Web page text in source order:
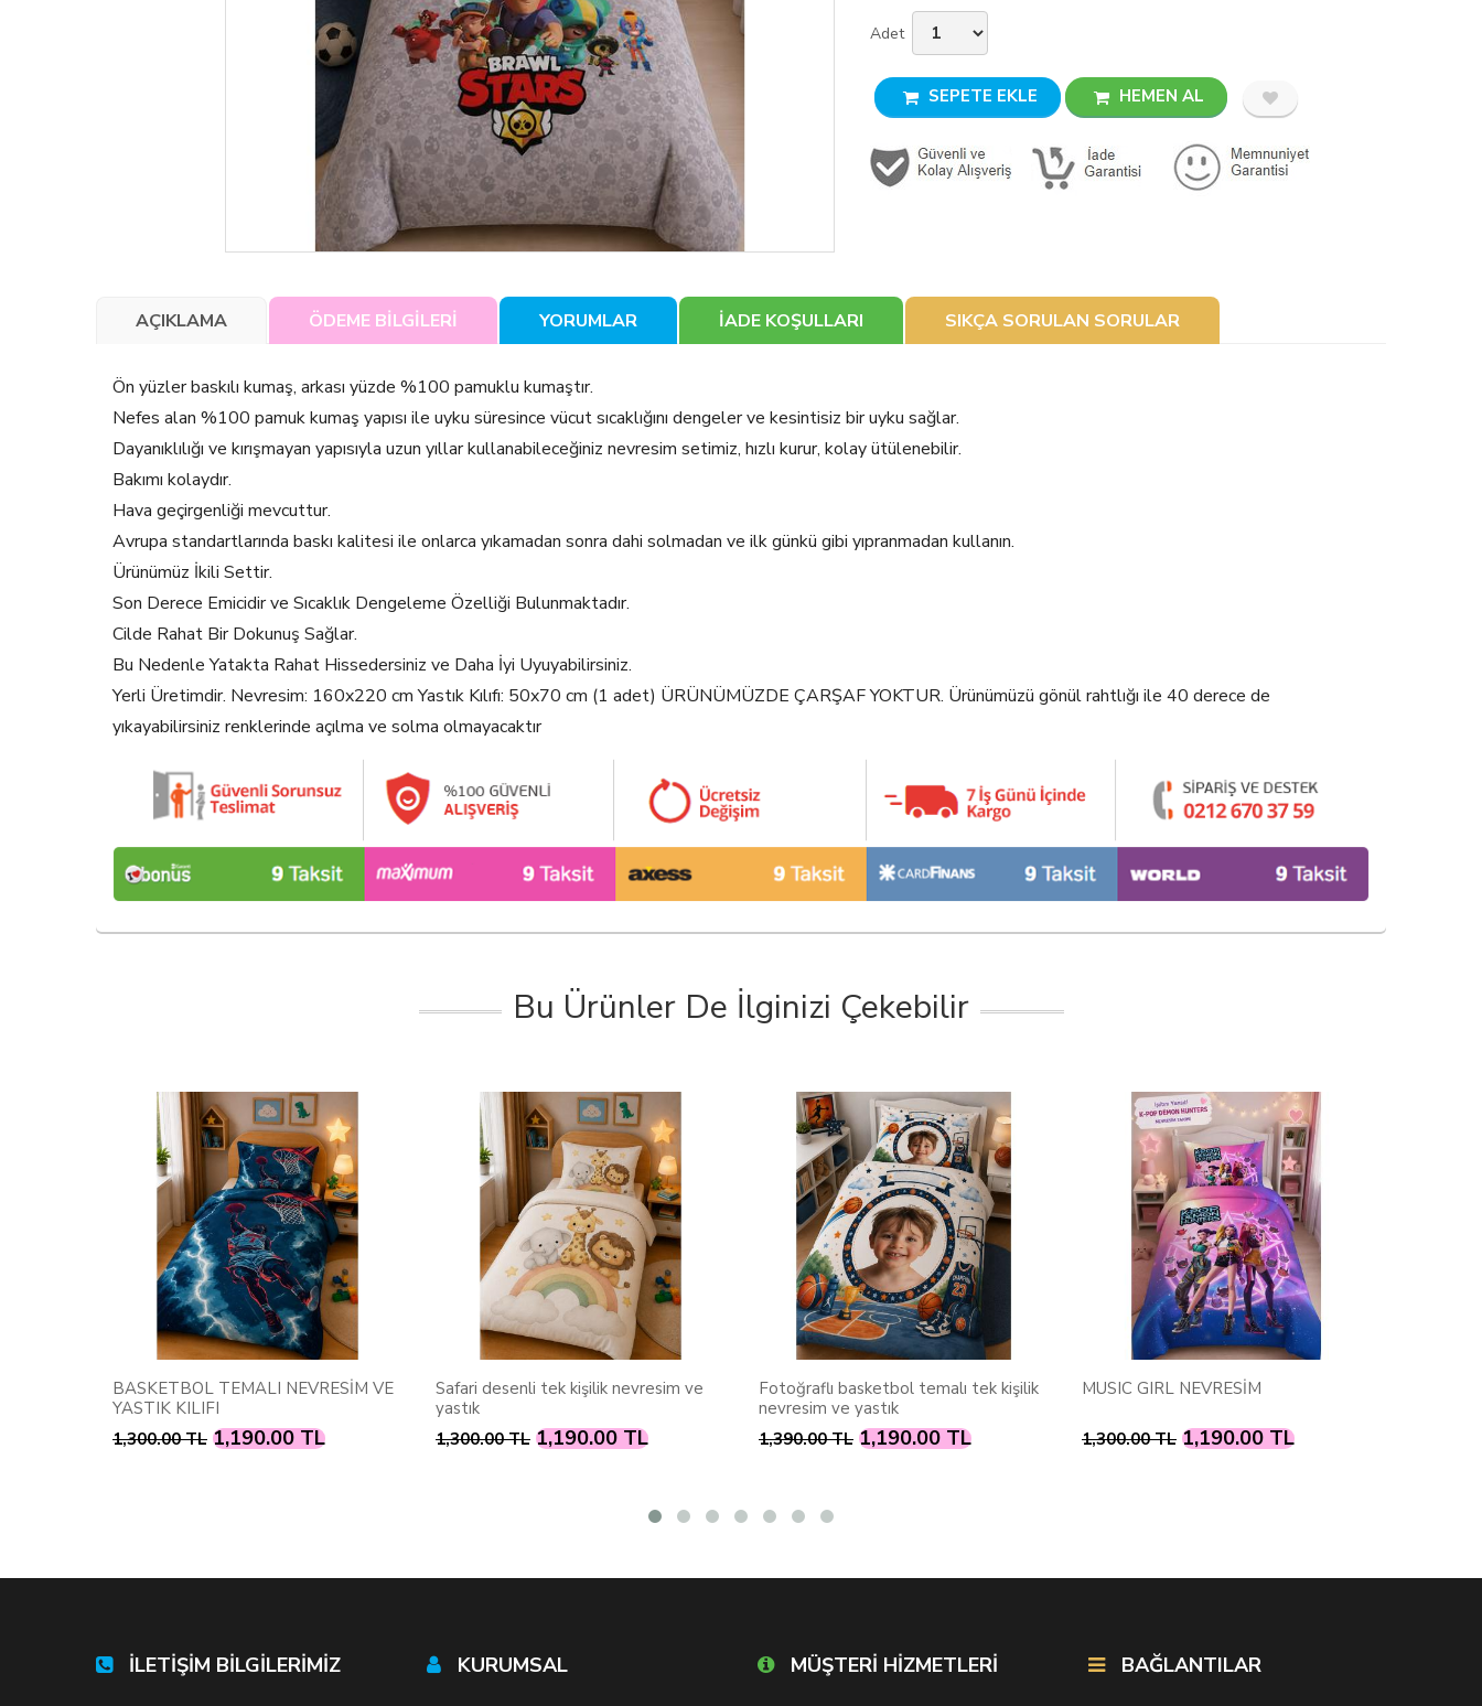
Adet
SEPETE EKLE HEMEN AL
AÇIKLAMA ÖDEME BİLGİLERİ YORUMLAR İADE KOŞULLARI SIKÇA SORULAN SORULAR
Ön yüzler baskılı kumaş, arkası yüzde %100 pamuklu kumaştır.
Nefes alan %100 pamuk kumaş yapısı ile uyku süresince vücut sıcaklığını dengeler ve kesintisiz bir uyku sağlar.
Dayanıklılığı ve kırışmayan yapısıyla uzun yıllar kullanabileceğiniz nevresim setimiz, hızlı kurur, kolay ütülenebilir.
Bakımı kolaydır.
Hava geçirgenliği mevcuttur.
Avrupa standartlarında baskı kalitesi ile onlarca yıkamadan sonra dahi solmadan ve ilk günkü gibi yıpranmadan kullanın.
Ürünümüz İkili Settir.
Son Derece Emicidir ve Sıcaklık Dengeleme Özelliği Bulunmaktadır.
Cilde Rahat Bir Dokunuş Sağlar.
Bu Nedenle Yatakta Rahat Hissedersiniz ve Daha İyi Uyuyabilirsiniz.
Yerli Üretimdir. Nevresim: 160x220 cm Yastık Kılıfı: 50x70 cm (1 adet) ÜRÜNÜMÜZDE ÇARŞAF YOKTUR. Ürünümüzü gönül rahtlığı ile 40 derece de
yıkayabilirsiniz renklerinde açılma ve solma olmayacaktır
Bu Ürünler De İlginizi Çekebilir
Safari desenli tek kişilik nevresim ve
yastık
1,300.00 TL 1,190.00 TL
Fotoğraflı basketbol temalı tek kişilik
nevresim ve yastık
1,390.00 TL 1,190.00 TL
MUSIC GIRL NEVRESİM
1,300.00 TL 1,190.00 TL
SÜPER SONİC NEVRESİM
1,300.00 TL 1,190.00 TL
İLETİŞİM BİLGİLERİMİZ KURUMSAL MÜŞTERİ HİZMETLERİ BAĞLANTILAR